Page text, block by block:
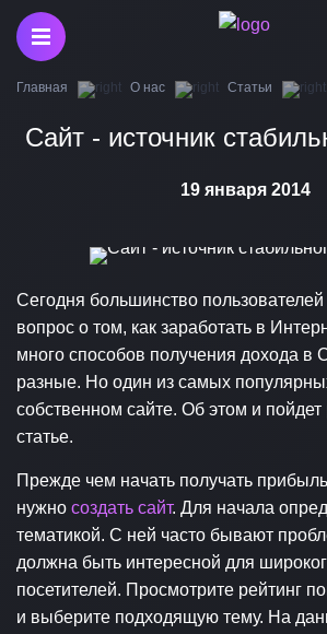
Главная О нас Статьи
Сайт - источник
19 января 2014
Сегодня большинство пользователей
вопрос о том, как заработать в
много способов получения дохода в
разные. Но один из самых
собственном сайте. Об этом и пойдет
статье.
Прежде чем начать получать
нужно создать сайт. Для начала
тематикой. С ней часто бывают
должна быть интересной для
посетителей. Просмотрите рейтинг
и выберите подходящую тему. На